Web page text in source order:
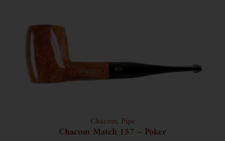
Chacom, Pipe
Chacom Match 157 – Poker